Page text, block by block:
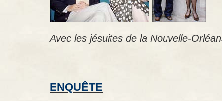
Avec les jésuites de la Nouvelle-
ENQUÊTE